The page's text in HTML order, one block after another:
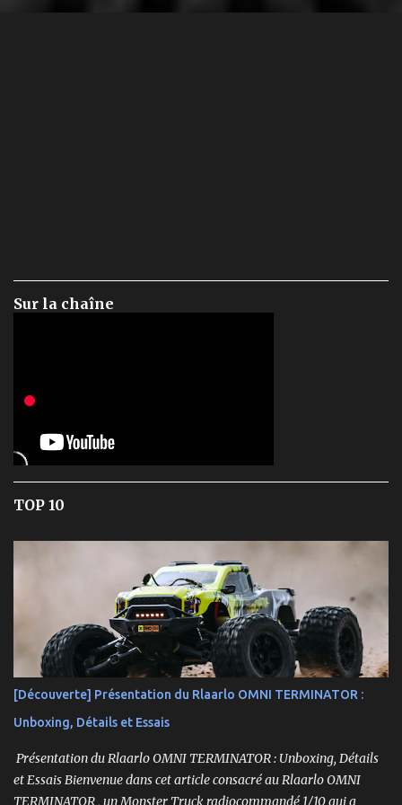
Sur la chaîne
TOP 10
[Découverte] Présentation du Rlaarlo OMNI TERMINATOR :
Unboxing, Détails et Essais
Présentation du Rlaarlo OMNI TERMINATOR : Unboxing, Détails
et Essais Bienvenue dans cet article consacré au Rlaarlo OMNI
TERMINATOR , un Monster Truck radiocommandé 1/10 qui a